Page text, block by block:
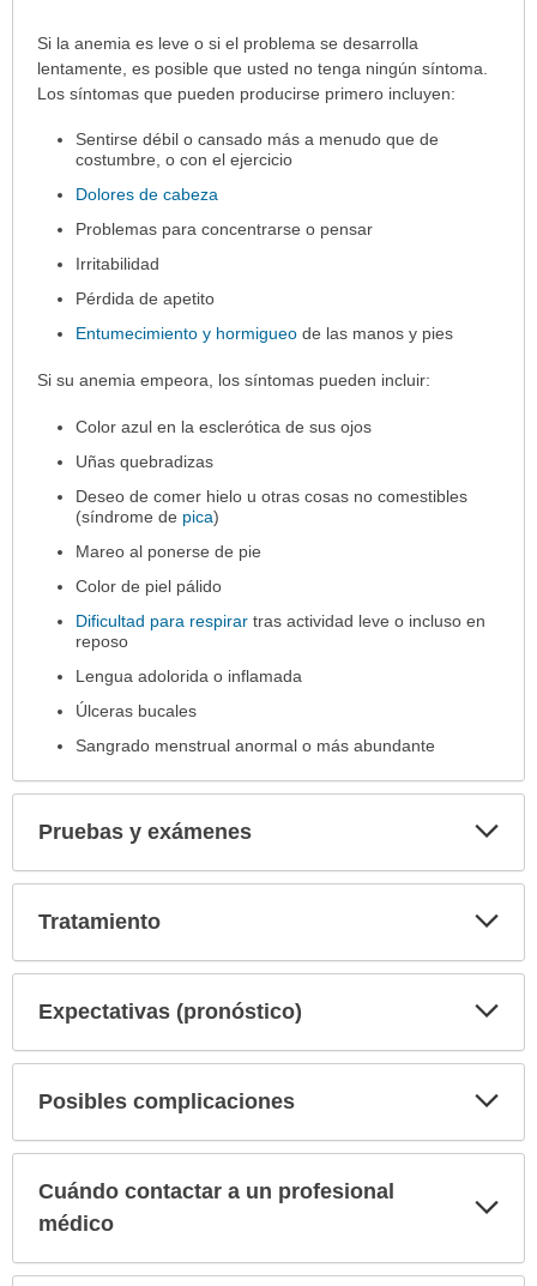
Síntomas
sido
Si la anemia es leve o si el problema se desarrolla
lentamente, es posible que usted no tenga ningún síntoma.
Los síntomas que pueden producirse primero incluyen:
Sentirse débil o cansado más a menudo que de
costumbre, o con el ejercicio
Dolores de cabeza
Problemas para concentrarse o pensar
Irritabilidad
Pérdida de apetito
Entumecimiento y hormigueo de las manos y pies
Si su anemia empeora, los síntomas pueden incluir:
Color azul en la esclerótica de sus ojos
Uñas quebradizas
Deseo de comer hielo u otras cosas no comestibles
(síndrome de pica)
Mareo al ponerse de pie
Color de piel pálido
Dificultad para respirar tras actividad leve o incluso en
reposo
Lengua adolorida o inflamada
Úlceras bucales
Sangrado menstrual anormal o más abundante
Pruebas y exámenes
Tratamiento
Expectativas (pronóstico)
Posibles complicaciones
Cuándo contactar a un profesional
médico